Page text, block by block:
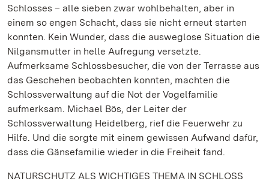
Schlosses – alle sieben zwar wohlbehalten, aber in
einem so engen Schacht, dass sie nicht erneut starten
konnten. Kein Wunder, dass die ausweglose Situation die
Nilgansmutter in helle Aufregung versetzte.
Aufmerksame Schlossbesucher, die von der Terrasse aus
das Geschehen beobachten konnten, machten die
Schlossverwaltung auf die Not der Vogelfamilie
aufmerksam. Michael Bös, der Leiter der
Schlossverwaltung Heidelberg, rief die Feuerwehr zu
Hilfe. Und die sorgte mit einem gewissen Aufwand dafür,
dass die Gänsefamilie wieder in die Freiheit fand.
NATURSCHUTZ ALS WICHTIGES THEMA IN SCHLOSS